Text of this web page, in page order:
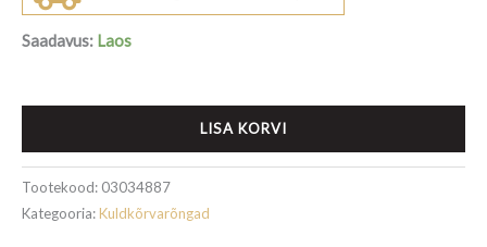
Saadavus: Laos
LISA KORVI
Tootekood: 03034887
Kategooria:Kuldkõrvarõngad